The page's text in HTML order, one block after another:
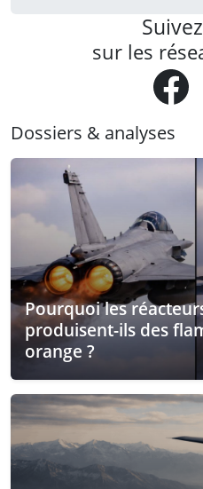
sur les
Dossiers & analyses
Pourquoi les
produisent-ils des
orange ?